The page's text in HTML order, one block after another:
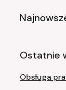
Ostatnie
Obsługa